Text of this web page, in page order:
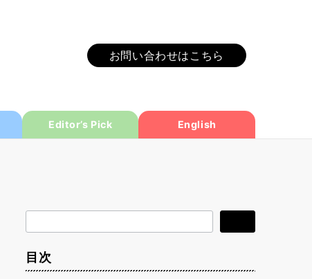
お問い合わせはこちら
Editor’s Pick English
索
目次